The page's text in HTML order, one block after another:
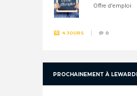
Offre d'emploi
4 JOURS 0
PROCHAINEMENT À